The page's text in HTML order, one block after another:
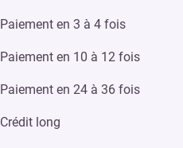
Paiement en 3 à 4 fois
Paiement en 10 à 12 fois
Paiement en 24 à 36 fois
Crédit long